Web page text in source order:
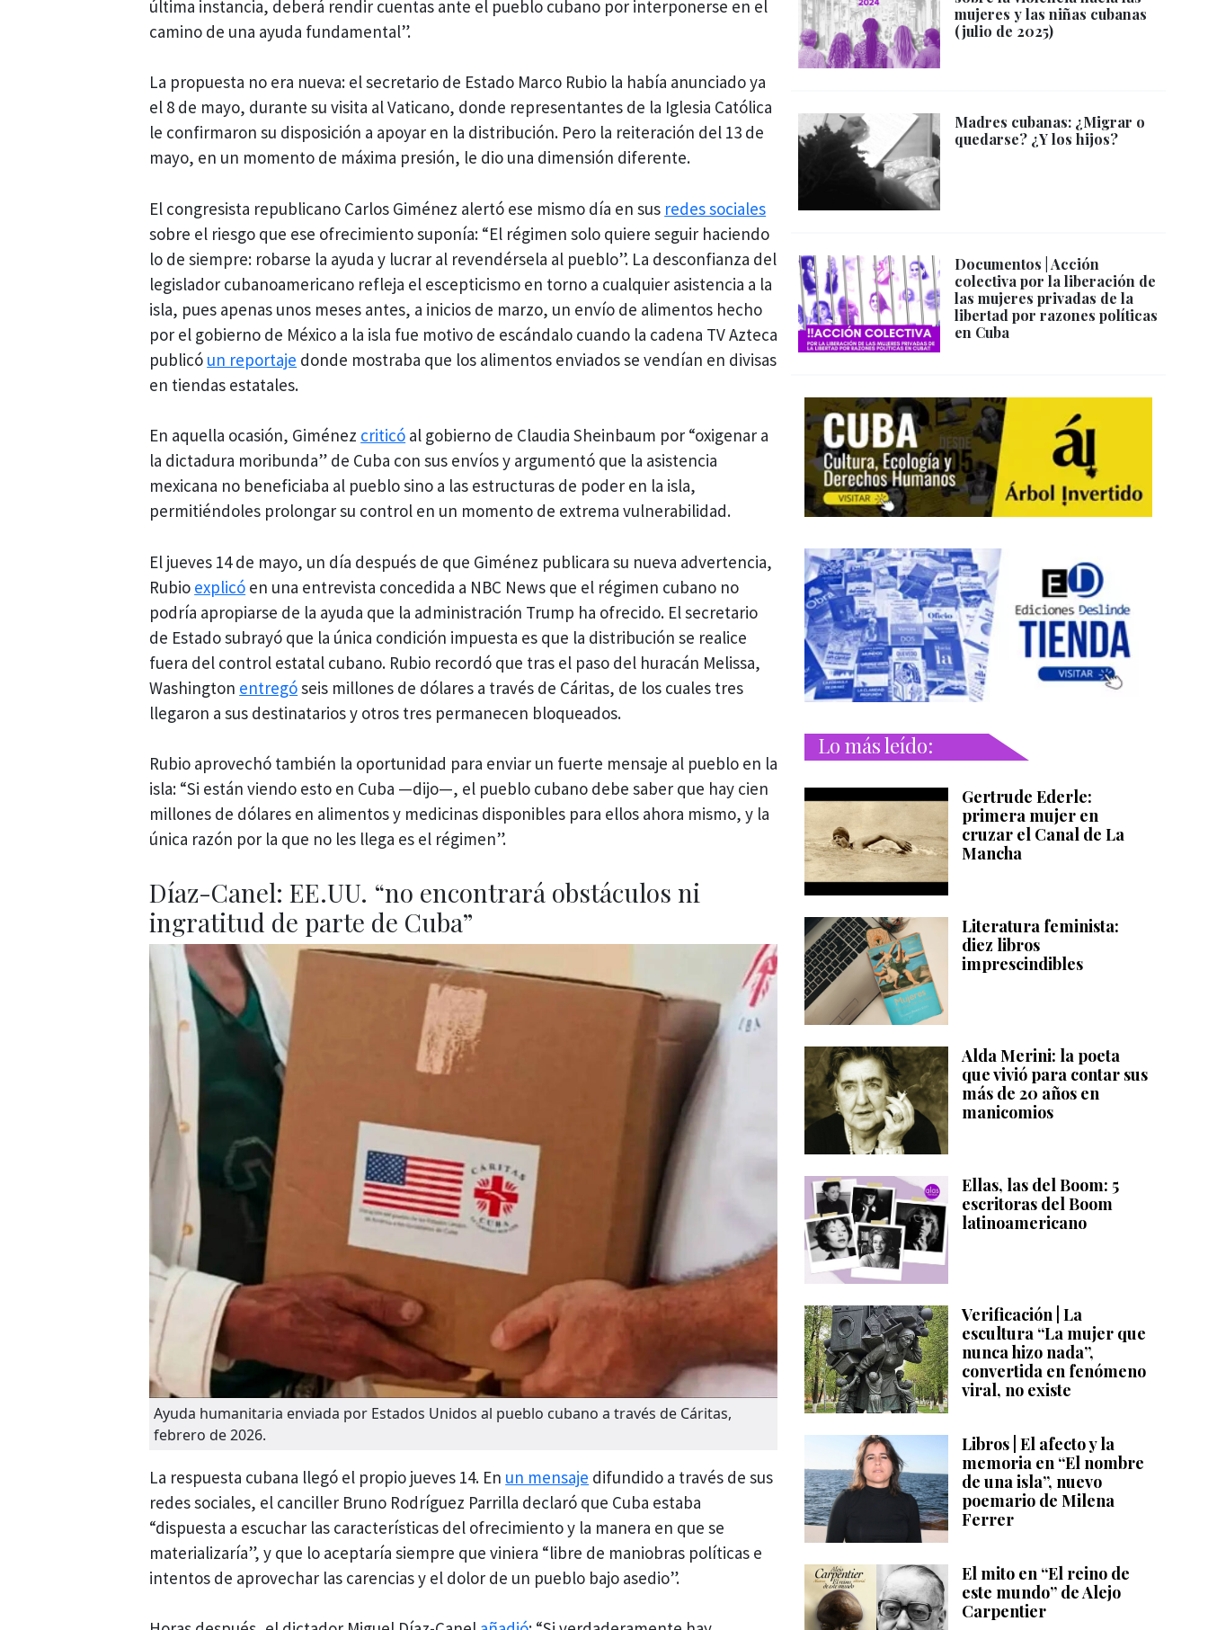
última instancia, deberá rendir cuentas ante el pueblo cubano por interponerse en el
camino de una ayuda fundamental”.
La propuesta no era nueva: el secretario de Estado Marco Rubio la había anunciado ya
el 8 de mayo, durante su visita al Vaticano, donde representantes de la Iglesia Católica
le confirmaron su disposición a apoyar en la distribución. Pero la reiteración del 13 de
mayo, en un momento de máxima presión, le dio una dimensión diferente.
El congresista republicano Carlos Giménez alertó ese mismo día en sus redes sociales
sobre el riesgo que ese ofrecimiento suponía: “El régimen solo quiere seguir haciendo
lo de siempre: robarse la ayuda y lucrar al revendérsela al pueblo”. La desconfianza del
legislador cubanoamericano refleja el escepticismo en torno a cualquier asistencia a la
isla, pues apenas unos meses antes, a inicios de marzo, un envío de alimentos hecho
por el gobierno de México a la isla fue motivo de escándalo cuando la cadena TV Azteca
publicó un reportaje donde mostraba que los alimentos enviados se vendían en divisas
en tiendas estatales.
En aquella ocasión, Giménez criticó al gobierno de Claudia Sheinbaum por “oxigenar a
la dictadura moribunda” de Cuba con sus envíos y argumentó que la asistencia
mexicana no beneficiaba al pueblo sino a las estructuras de poder en la isla,
permitiéndoles prolongar su control en un momento de extrema vulnerabilidad.
El jueves 14 de mayo, un día después de que Giménez publicara su nueva advertencia,
Rubio explicó en una entrevista concedida a NBC News que el régimen cubano no
podría apropiarse de la ayuda que la administración Trump ha ofrecido. El secretario
de Estado subrayó que la única condición impuesta es que la distribución se realice
fuera del control estatal cubano. Rubio recordó que tras el paso del huracán Melissa,
Washington entregóseis millones de dólares a través de Cáritas, de los cuales tres
llegaron a sus destinatarios y otros tres permanecen bloqueados.
Rubio aprovechó también la oportunidad para enviar un fuerte mensaje al pueblo en la
isla: “Si están viendo esto en Cuba —dijo—, el pueblo cubano debe saber que hay cien
millones de dólares en alimentos y medicinas disponibles para ellos ahora mismo, y la
única razón por la que no les llega es el régimen”.
Díaz-Canel: EE.UU. “no encontrará obstáculos ni
ingratitud de parte de Cuba”
Ayuda humanitaria enviada por Estados Unidos al pueblo cubano a través de Cáritas,
febrero de 2026.
La respuesta cubana llegó el propio jueves 14. En un mensaje difundido a través de sus
redes sociales, el canciller Bruno Rodríguez Parrilla declaró que Cuba estaba
“dispuesta a escuchar las características del ofrecimiento y la manera en que se
materializaría”, y que lo aceptaría siempre que viniera “libre de maniobras políticas e
intentos de aprovechar las carencias y el dolor de un pueblo bajo asedio”.
mujeres y las niñas cubanas
(julio de 2025)
Madres cubanas: ¿Migrar o
quedarse? ¿Y los hijos?
Documentos | Acción
colectiva por la liberación de
las mujeres privadas de la
libertad por razones políticas
en Cuba
Lo más leído:
Gertrude Ederle:
primera mujer en
cruzar el Canal de La
Mancha
Literatura feminista:
diez libros
imprescindibles
Alda Merini: la poeta
que vivió para contar sus
más de 20 años en
manicomios
Ellas, las del Boom: 5
escritoras del Boom
latinoamericano
Verificación | La
escultura “La mujer que
nunca hizo nada”,
convertida en fenómeno
viral, no existe
Libros | El afecto y la
memoria en “El nombre
de una isla”, nuevo
poemario de Milena
Ferrer
El mito en “El reino de
este mundo” de Alejo
Carpentier